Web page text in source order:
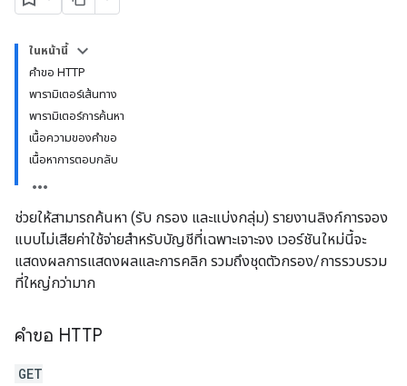
ในหน้านี้
คำขอ HTTP
พารามิเตอร์เส้นทาง
พารามิเตอร์การค้นหา
เนื้อความของคำขอ
เนื้อหาการตอบกลับ
ช่วยให้สามารถค้นหา (รับ กรอง และแบ่งกลุ่ม) รายงานลิงก์การจอง
แบบไม่เสียค่าใช้จ่ายสำหรับบัญชีที่เฉพาะเจาะจง เวอร์ชันใหม่นี้จะ
แสดงผลการแสดงผลและการคลิก รวมถึงชุดตัวกรอง/การรวบรวม
ที่ใหญ่กว่ามาก
คำขอ HTTP
GET